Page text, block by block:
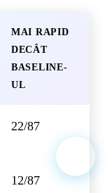
MAI RAPID
DECÂT
BASELINE-
UL
22/87
12/87